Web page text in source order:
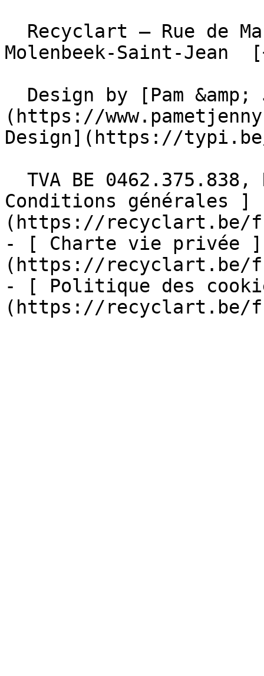
Molenbeek-Saint-
(https://
Design](https://
Conditions générales ]
(https://recyclart.be/
- [ Charte vie privée ]
(https://recyclart.be/
- [ Politique des